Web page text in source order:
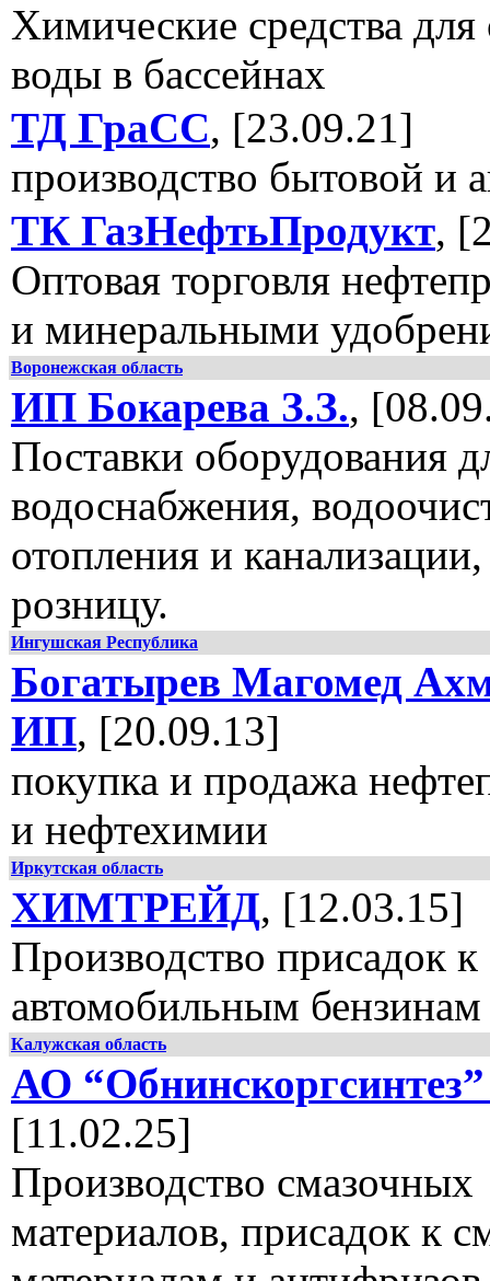
Химические средства для
воды в бассейнах
ТД ГраСС, [23.09.21]
производство бытовой и
ТК ГазНефтьПродукт,
Оптовая торговля
и минеральными
Воронежская область
ИП Бокарева З.З.,
Поставки оборудования
водоснабжения,
отопления и
розницу.
Ингушская Республика
Богатырев Магомед
ИП, [20.09.13]
покупка и продажа
и нефтехимии
Иркутская область
ХИМТРЕЙД, [12.03.15]
Производство присадок к
автомобильным бензинам
Калужская область
АО
[11.02.25]
Производство смазочных
материалов, присадок к